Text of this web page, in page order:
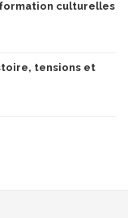
culturelles
tensions et